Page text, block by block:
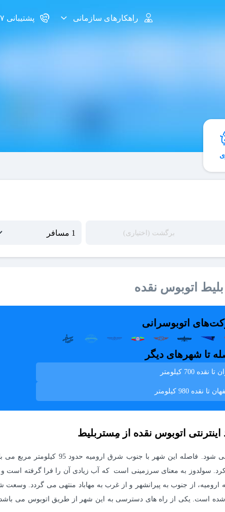
راهکارهای سازمانی پشتیبانی ۲۴/۷
بلیط اتوبوس نقده
اتوبوسرانی
تا شهرهای دیگر
تا نقده 700 کیلومتر
تا نقده 980 کیلومتر
اتوبوس نقده از مِستربلیط
سولدوز به معنای سرزمینی است که آب زیادی آن را فرا گرفته است و